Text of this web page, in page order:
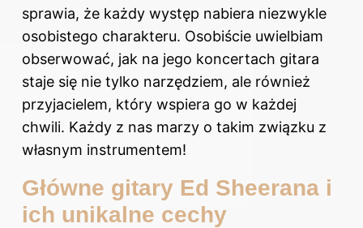
sprawia, że każdy występ nabiera niezwykle
osobistego charakteru. Osobiście uwielbiam
obserwować, jak na jego koncertach gitara
staje się nie tylko narzędziem, ale również
przyjacielem, który wspiera go w każdej
chwili. Każdy z nas marzy o takim związku z
własnym instrumentem!
Główne gitary Ed Sheerana i
ich unikalne cechy